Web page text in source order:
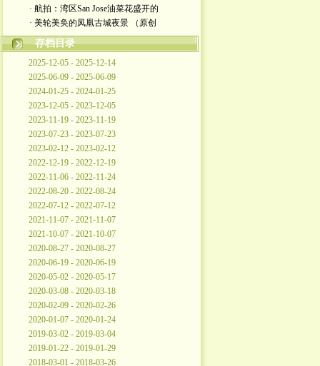
· 航拍：湾区San Jose油菜花盛开的
· 美轮美奂的凤凰古城夜景 （原创
存档目录
2025-12-05 - 2025-12-14
2025-06-09 - 2025-06-09
2024-01-25 - 2024-01-25
2023-12-05 - 2023-12-05
2023-11-19 - 2023-11-19
2023-07-23 - 2023-07-23
2023-02-12 - 2023-02-12
2022-12-19 - 2022-12-19
2022-11-06 - 2022-11-24
2022-08-20 - 2022-08-24
2022-07-12 - 2022-07-12
2021-11-07 - 2021-11-07
2021-10-07 - 2021-10-07
2020-08-27 - 2020-08-27
2020-06-19 - 2020-06-19
2020-05-02 - 2020-05-17
2020-03-08 - 2020-03-18
2020-02-09 - 2020-02-26
2020-01-07 - 2020-01-24
2019-03-02 - 2019-03-04
2019-01-22 - 2019-01-29
2018-03-01 - 2018-03-26